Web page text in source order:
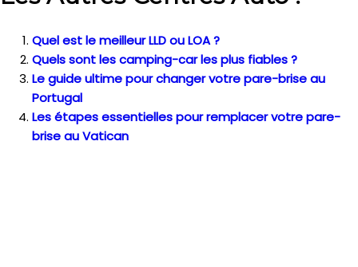
Quel est le meilleur LLD ou LOA ?
Quels sont les camping-car les plus fiables ?
Le guide ultime pour changer votre pare-brise au
Portugal
Les étapes essentielles pour remplacer votre pare-
brise au Vatican